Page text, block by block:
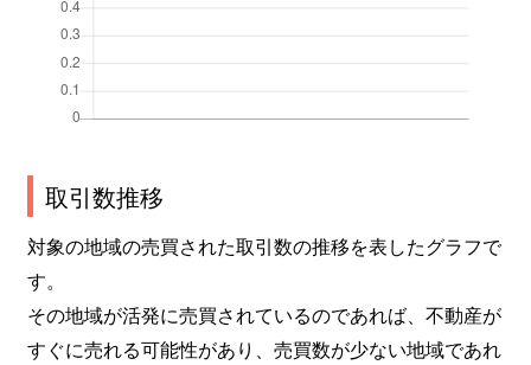
取引数推移
対象の地域の売買された取引数の推移を表したグラフで
す。
その地域が活発に売買されているのであれば、不動産が
すぐに売れる可能性があり、売買数が少ない地域であれ